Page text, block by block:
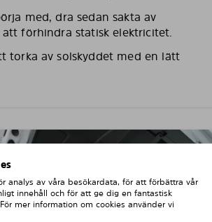
med, dra sedan sakta av
förhindra statisk elektricitet.
torka av solskyddet med en lätt
analys av våra besökardata, för att förbättra vår
innehåll och för att ge dig en fantastisk
mer information om cookies använder vi